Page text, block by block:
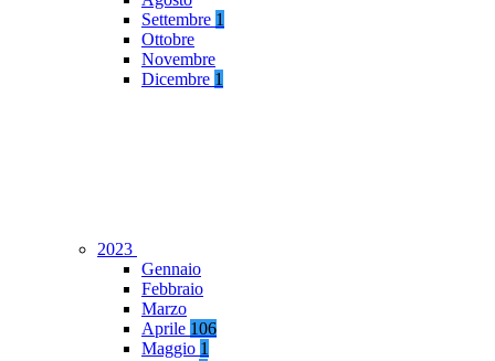
Settembre 1
Ottobre
Novembre
Dicembre 1
2023
Gennaio
Febbraio
Marzo
Aprile 106
Maggio 1